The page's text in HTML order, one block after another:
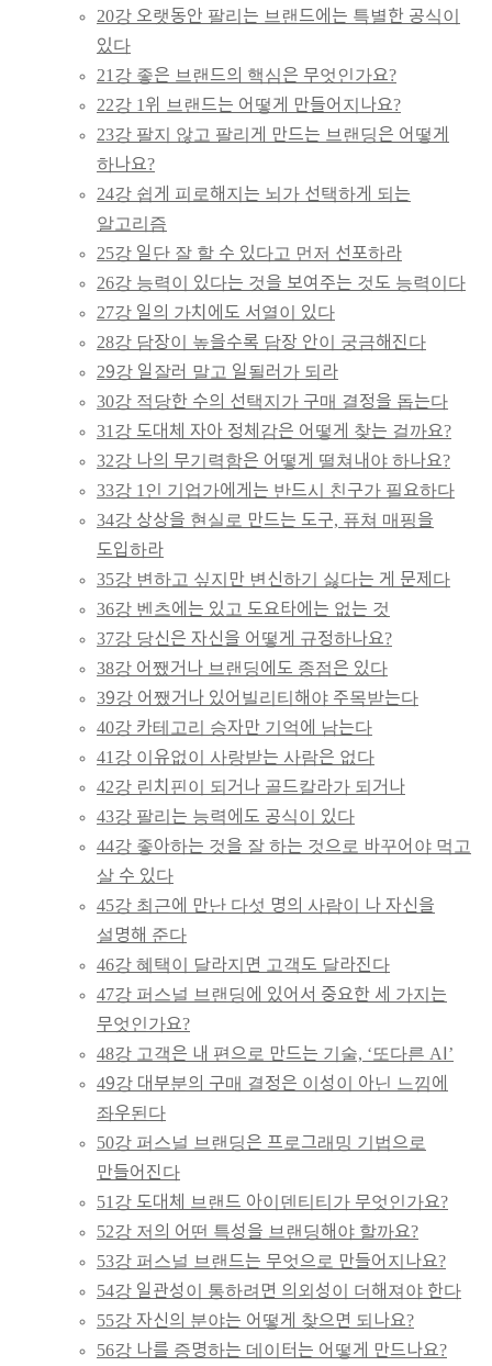
20강 오랫동안 팔리는 브랜드에는 특별한 공식이
있다
21강 좋은 브랜드의 핵심은 무엇인가요?
22강 1위 브랜드는 어떻게 만들어지나요?
23강 팔지 않고 팔리게 만드는 브랜딩은 어떻게
하나요?
24강 쉽게 피로해지는 뇌가 선택하게 되는
알고리즘
25강 일단 잘 할 수 있다고 먼저 선포하라
26강 능력이 있다는 것을 보여주는 것도 능력이다
27강 일의 가치에도 서열이 있다
28강 담장이 높을수록 담장 안이 궁금해진다
29강 일잘러 말고 일될러가 되라
30강 적당한 수의 선택지가 구매 결정을 돕는다
31강 도대체 자아 정체감은 어떻게 찾는 걸까요?
32강 나의 무기력함은 어떻게 떨쳐내야 하나요?
33강 1인 기업가에게는 반드시 친구가 필요하다
34강 상상을 현실로 만드는 도구, 퓨쳐 매핑을
도입하라
35강 변하고 싶지만 변신하기 싫다는 게 문제다
36강 벤츠에는 있고 도요타에는 없는 것
37강 당신은 자신을 어떻게 규정하나요?
38강 어쨌거나 브랜딩에도 종점은 있다
39강 어쨌거나 있어빌리티해야 주목받는다
40강 카테고리 승자만 기억에 남는다
41강 이유없이 사랑받는 사람은 없다
42강 린치핀이 되거나 골드칼라가 되거나
43강 팔리는 능력에도 공식이 있다
44강 좋아하는 것을 잘 하는 것으로 바꾸어야 먹고
살 수 있다
45강 최근에 만난 다섯 명의 사람이 나 자신을
설명해 준다
46강 혜택이 달라지면 고객도 달라진다
47강 퍼스널 브랜딩에 있어서 중요한 세 가지는
무엇인가요?
48강 고객은 내 편으로 만드는 기술, ‘또다른 AI’
49강 대부분의 구매 결정은 이성이 아닌 느낌에
좌우된다
50강 퍼스널 브랜딩은 프로그래밍 기법으로
만들어진다
51강 도대체 브랜드 아이덴티티가 무엇인가요?
52강 저의 어떤 특성을 브랜딩해야 할까요?
53강 퍼스널 브랜드는 무엇으로 만들어지나요?
54강 일관성이 통하려면 의외성이 더해져야 한다
55강 자신의 분야는 어떻게 찾으면 되나요?
56강 나를 증명하는 데이터는 어떻게 만드나요?